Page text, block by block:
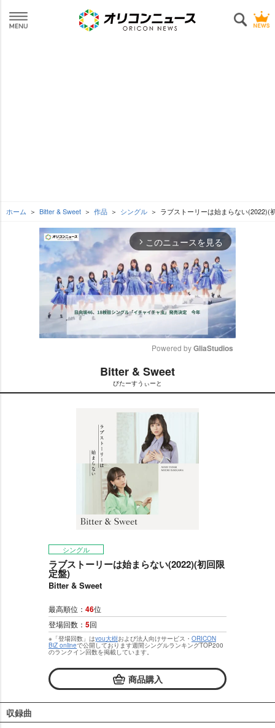
ホーム Bitter & Sweet 作品 シングル ラブストーリーは始まらない(2022)(
arrow_forward_ios このニュースを見る
t
Powered by GliaStudios
Bitter & Sweet
びたーすうぃーと
シングル
ラブストーリーは始まらない(2022)(初回限
定盤)
Bitter & Sweet
最高順位： 46位
登場回数： 5回
※「登場回数」はyou大樹および法人向けサービス・ ORICON
BiZ onlineで公開しております週間シングルランキングTOP200
のランクイン回数を掲載しています。
商品購入
収録曲